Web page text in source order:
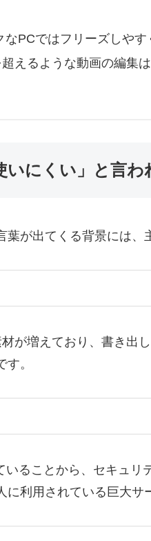
なPCではフリーズしやす
超えるような動画の編集
にくい」と言わ
が出てくる背景には、
が増えており、書き出
。
ることから、セキュリ
利用されている巨大サ